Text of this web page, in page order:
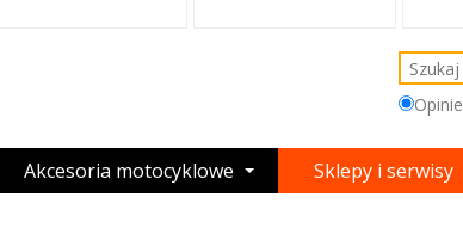
Opinie
Akcesoria motocyklowe Sklepy i serwisy